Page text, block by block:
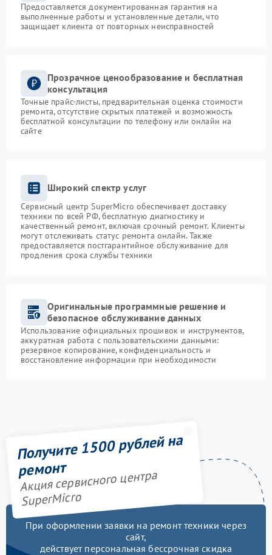
Предоставляется документированная гарантия на
выполненные работы и установленные детали, что
защищает клиента от повторных неисправностей
Прозрачное ценообразование и бесплатная
консультация
Точные прайс-листы, предварительная оценка стоимости
ремонта, отсутствие скрытых платежей и возможность
бесплатной консультации по телефону или онлайн на
сайте
Широкий спектр услуг
Сервисный центр SuperMicro обеспечивает доставку
техники по всей РФ, бесплатную диагностику и
качественный ремонт, включая срочный ремонт. Клиенты
могут отслеживать статус ремонта онлайн. Также
предоставляется постгарантийное обслуживание для
продления срока службы техники
Оригинальные программные решение и
безопасное обслуживание данных
Использование официальных прошивок и инструментов,
аккуратная работа с пользовательскими данными:
резервное копирование, конфиденциальность и
восстановление информации при необходимости
Получите 1500 рублей на
ремонт
Акция сервисного центра
SuperMicro
При оформлении заявки на ремонт техники через
сайт,
действует персональная бессрочная скидка